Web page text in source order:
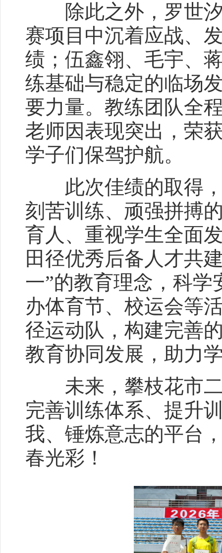
除此之外，罗世汐
赛项目中沉着应战、
绩；伍鑫翎、毛宇、
练基础与稳定的临场
要力量。教练团队全
老师因表现突出，荣
学子们保驾护航。
此次佳绩的取得，
刻苦训练、顽强拼搏
育人、重视学生全面
田径优秀后备人才共
一”的教育理念，科
办体育节、校运会等
径运动队，构建完善
教育协同发展，助力
未来，攀枝花市二
完善训练体系、提升
我、锤炼意志的平台
春光彩！